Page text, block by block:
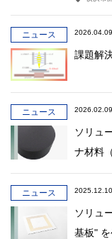
ニュース 2026.04.09
課題解
ニュース 2026.02.09
ソリュ
ナ材料
ニュース 2025.12.10
ソリュ
基板" を